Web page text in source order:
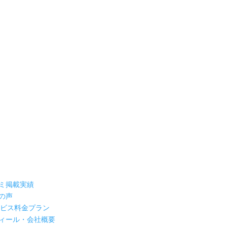
掲載実績
声
ス料金プラン
ール・会社概要